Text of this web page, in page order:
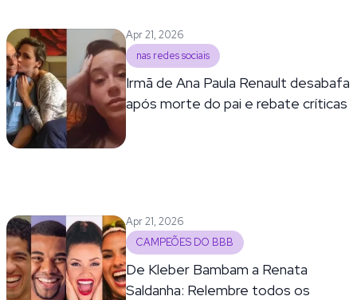
Apr 21, 2026
nas redes sociais
Irmã de Ana Paula Renault desabafa
após morte do pai e rebate críticas
Apr 21, 2026
CAMPEÕES DO BBB
De Kleber Bambam a Renata
Saldanha: Relembre todos os